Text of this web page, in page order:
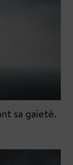
sa gaieté.